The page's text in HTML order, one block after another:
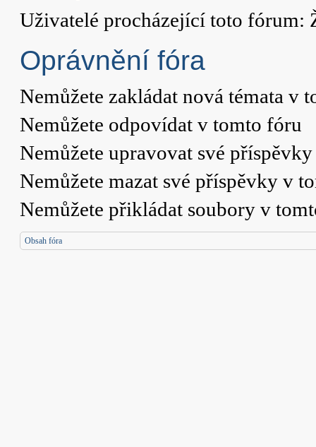
Uživatelé procházející toto fórum:
Oprávnění fóra
Nemůžete zakládat nová témata v
Nemůžete odpovídat v tomto fóru
Nemůžete upravovat své
Nemůžete mazat své příspěvky v
Nemůžete přikládat soubory v
Obsah fóra